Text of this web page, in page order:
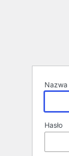
Hasło